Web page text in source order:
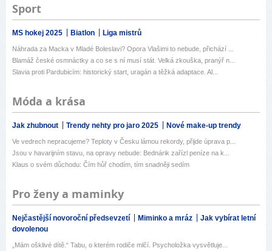
Sport
MS hokej 2025 Biatlon Liga mistrů
Náhrada za Macka v Mladé Boleslavi? Opora Vlašimi to nebude, přichází ...
Blamáž české osmnáctky a co se s ní musí stát. Velká zkouška, pranýř n...
Slavia proti Pardubicím: historický start, uragán a těžká adaptace. Al...
Móda a krása
Jak zhubnout Trendy nehty pro jaro 2025 Nové make-up trendy
Ve vedrech nepracujeme? Teploty v Česku lámou rekordy, přijde úprava p...
Jsou v havarijním stavu, na opravy nebude: Bednárik zařízl peníze na k...
Klaus o svém důchodu: Čím hůř chodím, tím snadněji sedím
Pro ženy a maminky
Nejčastější novoroční předsevzetí Miminko a mráz
Jak vybírat letní
dovolenou
„Mám ošklivé dítě.“ Tabu, o kterém rodiče mlčí. Psycholožka vysvětluje...